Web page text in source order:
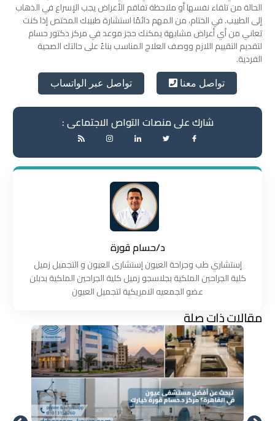
الحالة من تلقاء نفسها أو ملاحظة تفاقم الأعراض يجب الإسراع في الذهاب
إلى الطبيب.في الختام، من المهم دائمًا استشارة طبيبك المختص إذا كنت
تعاني من أي أعراض مشابهة يمكنك حجز موعد في مركز دكتور حسام
لتقديم التقييم اللازم ووصف العلاج المناسب بناءً على حالتك الصحية
الفردية.
تواصل معنا تواصل عبر الواتساب
شارك على منصات التواص الاجتماعى :
د/حسام قورة
إستشاري طب وجراحة العيون إستشارى العيون و التجميل زميل
كلية الجراحين الملكية بجلاسجو زميل كلية الجراحين الملكية بدبلن
عضو الجمعيه الامريكية لتجميل العيون
مقالات ذات صلة